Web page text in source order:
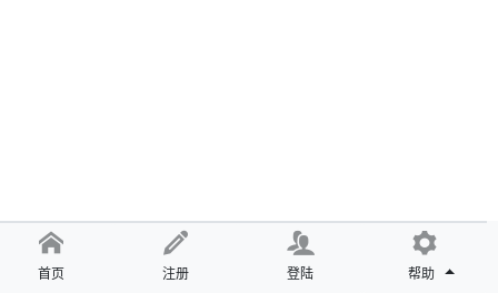
首页 注册 登陆 帮助